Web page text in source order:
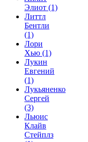
Элиот (1)
Литтл
Бентли
(1)
Лори
Хью (1)
Лукин
Евгений
(1)
Лукьяненко
Сергей
(3)
Льюис
Клайв
Стейплз